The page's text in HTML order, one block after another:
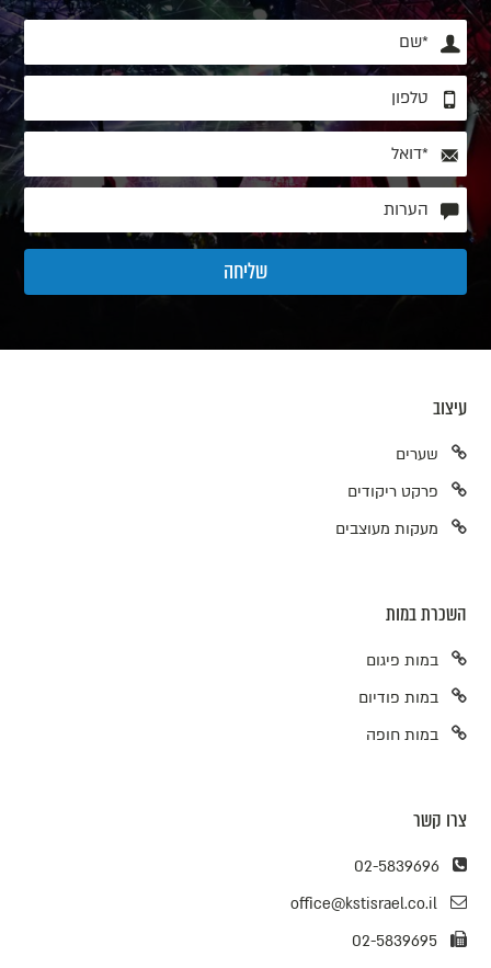
עיצוב
שערים
פרקט ריקודים
מעקות מעוצבים
השכרת במות
במות פיגום
במות פודיום
במות חופה
צרו קשר
02-5839696
office@kstisrael.co.il
02-5839695